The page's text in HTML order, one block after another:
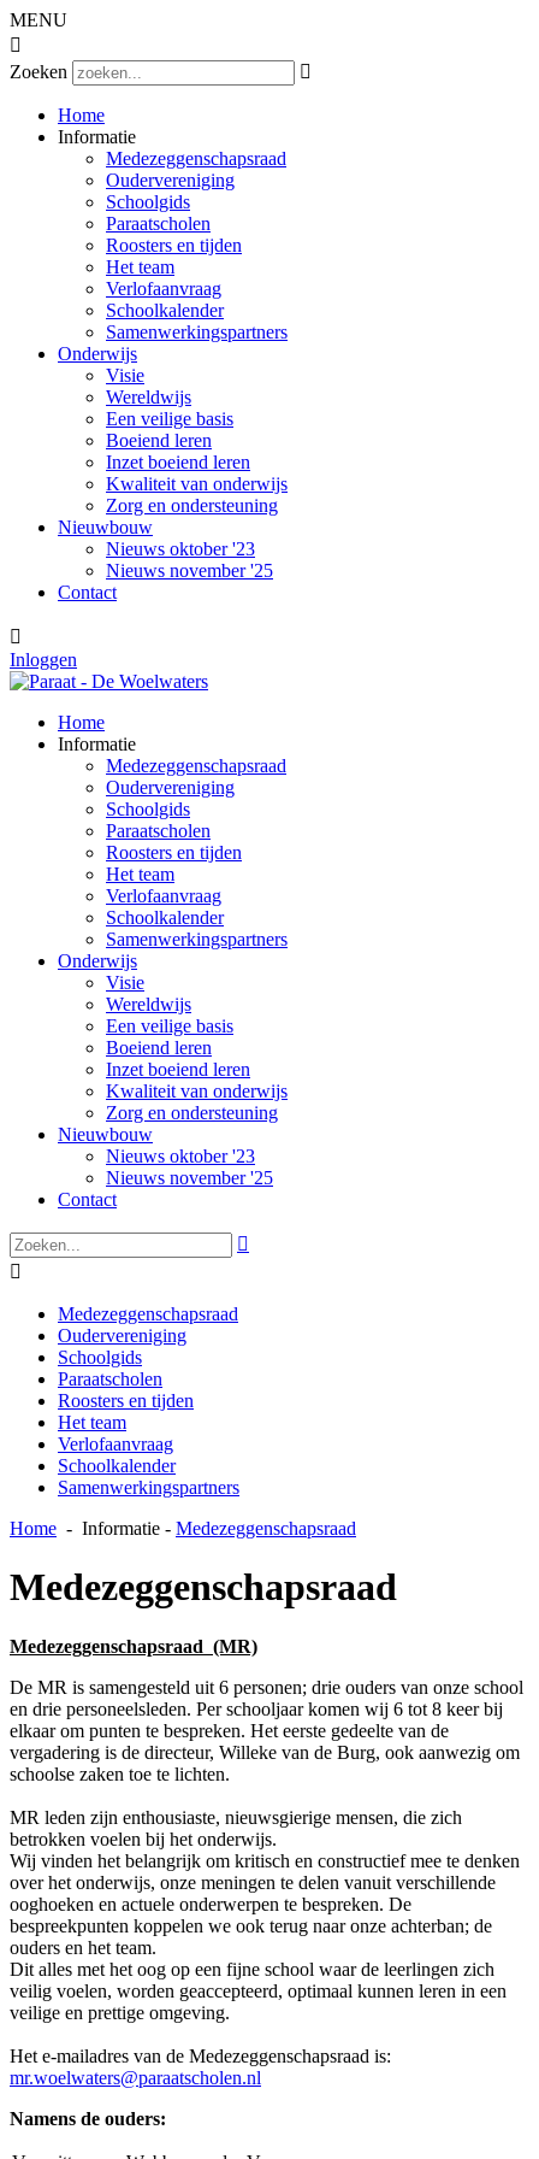
MENU

Zoeken

Home
Informatie
Medezeggenschapsraad
Oudervereniging
Schoolgids
Paraatscholen
Roosters en tijden
Het team
Verlofaanvraag
Schoolkalender
Samenwerkingspartners
Onderwijs
Visie
Wereldwijs
Een veilige basis
Boeiend leren
Inzet boeiend leren
Kwaliteit van onderwijs
Zorg en ondersteuning
Nieuwbouw
Nieuws oktober '23
Nieuws november '25
Contact

Inloggen
Home
Informatie
Medezeggenschapsraad
Oudervereniging
Schoolgids
Paraatscholen
Roosters en tijden
Het team
Verlofaanvraag
Schoolkalender
Samenwerkingspartners
Onderwijs
Visie
Wereldwijs
Een veilige basis
Boeiend leren
Inzet boeiend leren
Kwaliteit van onderwijs
Zorg en ondersteuning
Nieuwbouw
Nieuws oktober '23
Nieuws november '25
Contact


Medezeggenschapsraad
Oudervereniging
Schoolgids
Paraatscholen
Roosters en tijden
Het team
Verlofaanvraag
Schoolkalender
Samenwerkingspartners
Home - Informatie - Medezeggenschapsraad
Medezeggenschapsraad
Medezeggenschapsraad (MR)
De MR is samengesteld uit 6 personen; drie ouders van onze school
en drie personeelsleden. Per schooljaar komen wij 6 tot 8 keer bij
elkaar om punten te bespreken. Het eerste gedeelte van de
vergadering is de directeur, Willeke van de Burg, ook aanwezig om
schoolse zaken toe te lichten.
MR leden zijn enthousiaste, nieuwsgierige mensen, die zich
betrokken voelen bij het onderwijs.
Wij vinden het belangrijk om kritisch en constructief mee te denken
over het onderwijs, onze meningen te delen vanuit verschillende
ooghoeken en actuele onderwerpen te bespreken. De
bespreekpunten koppelen we ook terug naar onze achterban; de
ouders en het team.
Dit alles met het oog op een fijne school waar de leerlingen zich
veilig voelen, worden geaccepteerd, optimaal kunnen leren in een
veilige en prettige omgeving.
Het e-mailadres van de Medezeggenschapsraad is:
mr.woelwaters@paraatscholen.nl
Namens de ouders: